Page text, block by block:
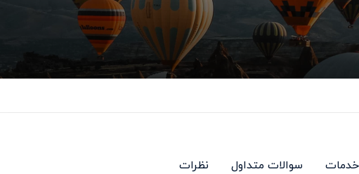
خدمات سوالات متداول نظرات